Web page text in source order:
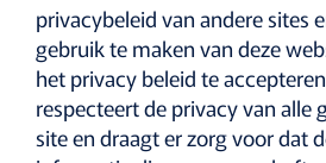
privacybeleid van andere sites
gebruik te maken van deze
het privacy beleid te
respecteert de privacy van alle
site en draagt er zorg voor dat